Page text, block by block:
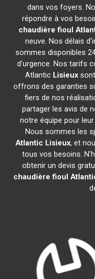
dans vos foyers.
répondre à vos
chaudière fioul
neuve. Nos délais
sommes disponibles
d'urgence. Nos tarifs
Atlantic Lisieuxsont
offrons des garanties
fiers de nos
partager les avis de
notre équipe pour leur
Nous sommes les
Atlantic Lisieux, et
tous vos besoins.
obtenir un devis
chaudière fioul